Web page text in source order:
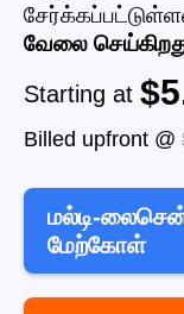
வேலை
Starting at
Billed upfront @
மல்டி-
மேற்கோள்